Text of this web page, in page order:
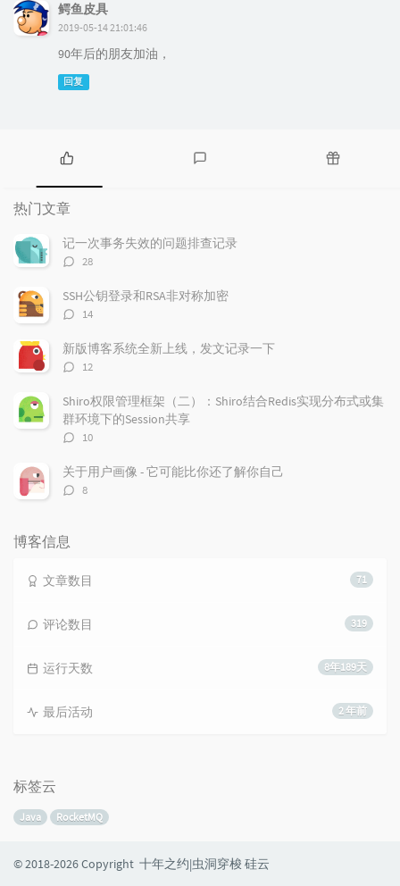
鳄鱼皮具
2019-05-14 21:01:46
90年后的朋友加油，
回复
热
门
文
章
论
热门文章
记一次事务失效的问题排查记录
评
数：
28
SSH公钥登录和RSA非对称加密
评
数：
14
新版博客系统全新上线，发文记录一下
评
数：
12
Shiro权限管理框架（二）：Shiro结合Redis实现分布式或集
群环境下的Session共享
评
数：
10
关于用户画像 - 它可能比你还了解你自己
评
8
博客信息
71
文章数目
319
评论数目
8年189天
运行天数
2 年前
最后活动
标签云
Java RocketMQ
© 2018-2026 Copyright 十年之约|虫洞穿梭 硅云